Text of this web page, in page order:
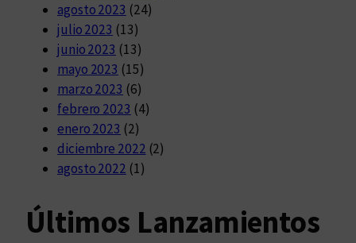
agosto 2023 (24)
julio 2023 (13)
junio 2023 (13)
mayo 2023 (15)
marzo 2023 (6)
febrero 2023 (4)
enero 2023 (2)
diciembre 2022 (2)
agosto 2022 (1)
Últimos Lanzamientos